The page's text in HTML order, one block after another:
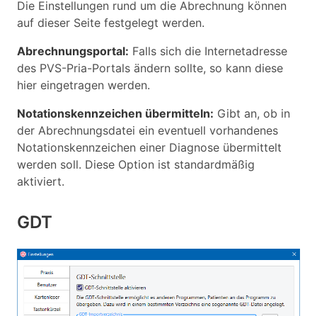
Die Einstellungen rund um die Abrechnung können
auf dieser Seite festgelegt werden.
Abrechnungsportal: Falls sich die Internetadresse
des PVS-Pria-Portals ändern sollte, so kann diese
hier eingetragen werden.
Notationskennzeichen übermitteln: Gibt an, ob in
der Abrechnungsdatei ein eventuell vorhandenes
Notationskennzeichen einer Diagnose übermittelt
werden soll. Diese Option ist standardmäßig
aktiviert.
GDT